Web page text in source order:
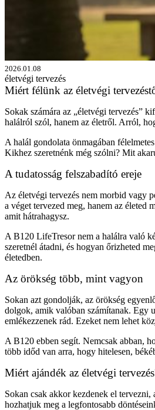
2026.01.08
életvégi tervezés
Miért félünk az életvégi
Sokak számára az „életvégi tervezés”
halálról szól, hanem az életről. Arról,
A halál gondolata önmagában
Kikhez szeretnénk még szólni? Mit
A tudatosság felszabadító ereje
Az életvégi tervezés nem morbid vagy
a véget tervezed meg, hanem az életed
amit hátrahagysz.
A B120 LifeTresor nem a halálra való
szeretnél átadni, és hogyan őrizheted
életedben.
Az örökség több, mint vagyon
Sokan azt gondolják, az örökség
dolgok, amik valóban számítanak. Egy
emlékezzenek rád. Ezeket nem lehet
A B120 ebben segít. Nemcsak abban,
több időd van arra, hogy hitelesen,
Miért ajándék az életvégi
Sokan csak akkor kezdenek el
hozhatjuk meg a legfontosabb